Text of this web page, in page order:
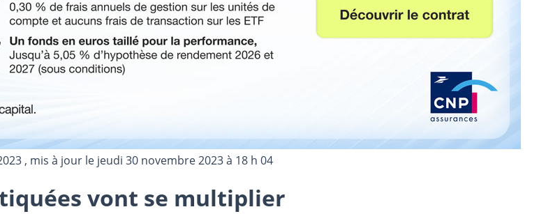
, mis à jour le jeudi 30 novembre 2023 à 18 h 04
vont se multiplier